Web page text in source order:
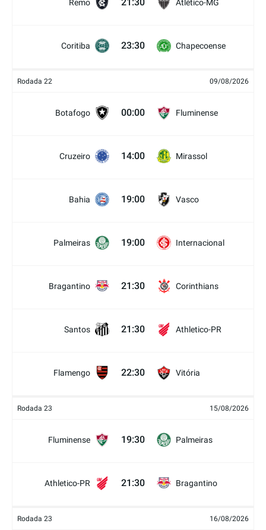
Remo 21:30 Atlético-MG
Coritiba 23:30 Chapecoense
Rodada 22 09/08/2026
Botafogo 00:00 Fluminense
Cruzeiro 14:00 Mirassol
Bahia 19:00 Vasco
Palmeiras 19:00 Internacional
Bragantino 21:30 Corinthians
Santos 21:30 Athletico-PR
Flamengo 22:30 Vitória
Rodada 23 15/08/2026
Fluminense 19:30 Palmeiras
Athletico-PR 21:30 Bragantino
Rodada 23 16/08/2026